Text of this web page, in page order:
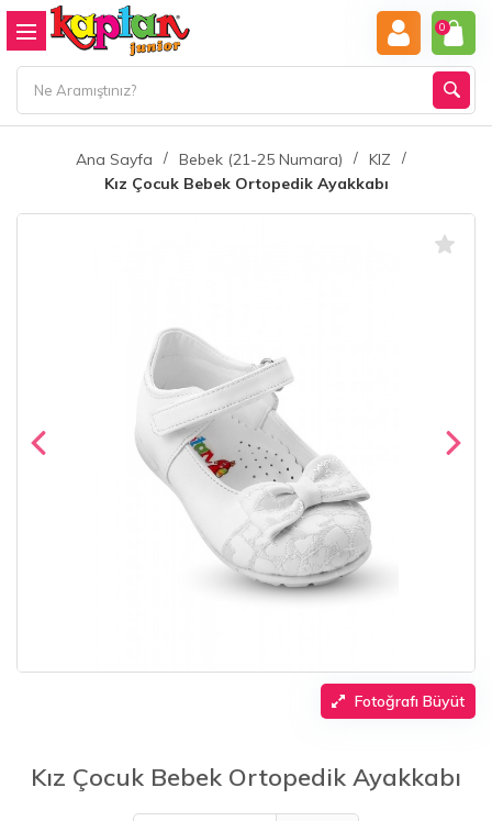
0
Ana Sayfa Bebek (21-25 Numara)
KIZ
Kız Çocuk Bebek Ortopedik Ayakkabı
Fotoğrafı Büyüt
Kız Çocuk Bebek Ortopedik Ayakkabı